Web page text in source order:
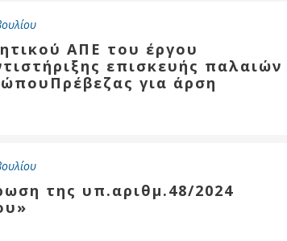
ΑΠΕ του έργου
επισκευής παλαιών
για άρση
της υπ.αριθμ.48/2024